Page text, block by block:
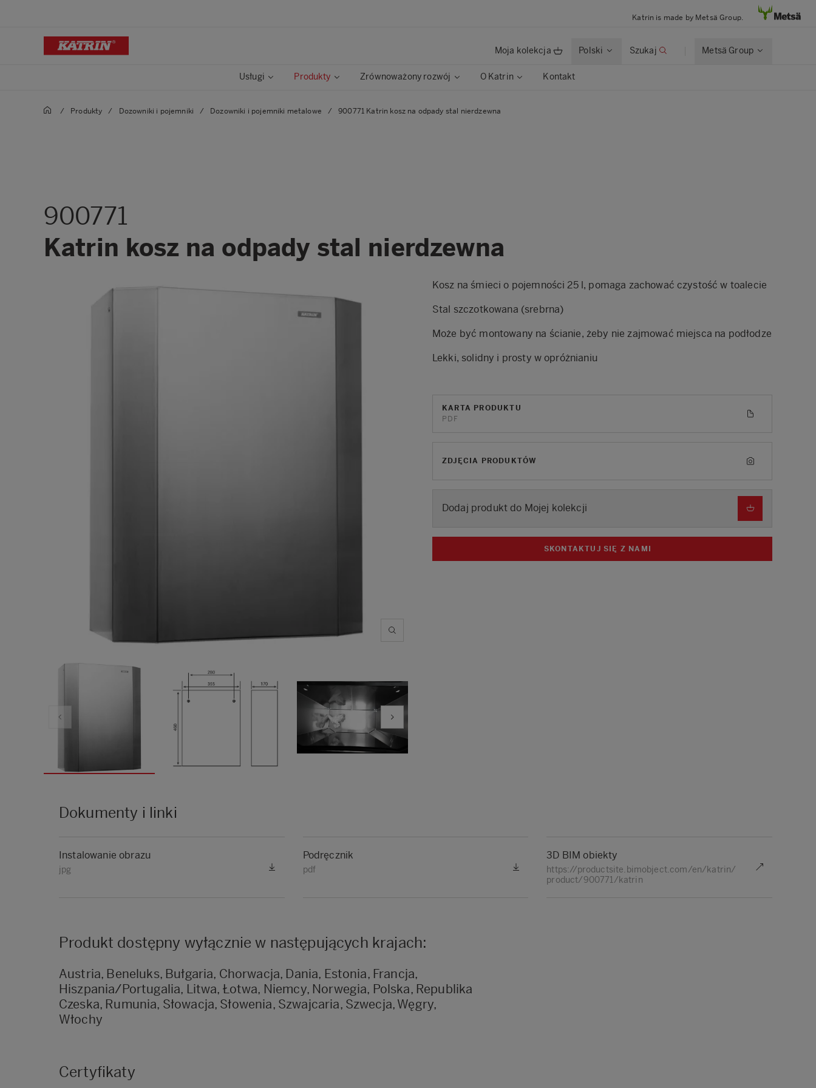
Katrin is made by Metsä Group.
Moja kolekcja Polski Szukaj Metsä Group
Usługi Produkty Zrównoważony rozwój O Katrin Kontakt
/ Produkty / Dozowniki i pojemniki / Dozowniki i pojemniki metalowe / 900771 Katrin kosz na odpady stal nierdzewna
900771
Katrin kosz na odpady stal nierdzewna
Kosz na śmieci o pojemności 25 l, pomaga zachować czystość w toalecie
Stal szczotkowana (srebrna)
Może być montowany na ścianie, żeby nie zajmować miejsca na podłodze
Lekki, solidny i prosty w opróżnianiu
KARTA PRODUKTU
PDF
ZDJĘCIA PRODUKTÓW
Dodaj produkt do Mojej kolekcji
SKONTAKTUJ SIĘ Z NAMI
Dokumenty i linki
Instalowanie obrazu
jpg
Podręcznik
pdf
3D BIM obiekty
https://productsite.bimobject.com/en/katrin/
product/900771/katrin
Produkt dostępny wyłącznie w następujących krajach:
Austria, Beneluks, Bułgaria, Chorwacja, Dania, Estonia, Francja,
Hiszpania/Portugalia, Litwa, Łotwa, Niemcy, Norwegia, Polska, Republika
Czeska, Rumunia, Słowacja, Słowenia, Szwajcaria, Szwecja, Węgry,
Włochy
Certyfikaty